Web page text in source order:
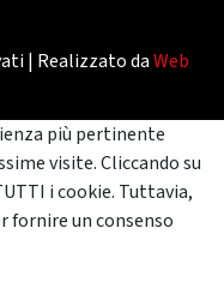
| Realizzato daWeb
più pertinente
visite. Cliccando su
i cookie. Tuttavia,
fornire un consenso